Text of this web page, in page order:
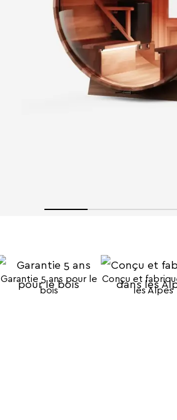
Garantie 5 ans pour le
bois
Conçu et
les Alpes